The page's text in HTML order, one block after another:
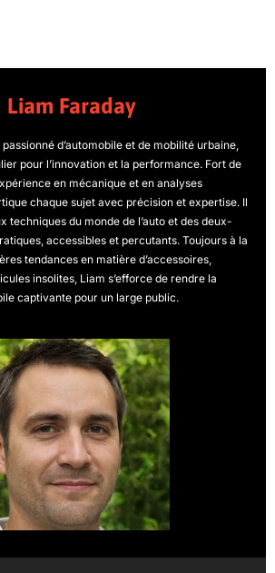
Liam Faraday
d’automobile et de mobilité urbaine,
pour l’innovation et la performance. Fort de
en mécanique et en analyses
chaque sujet avec précision et expertise. Il
techniques du monde de l’auto et des deux-
accessibles et percutants. Toujours à la
tendances en matière d’accessoires,
insolites, Liam s’efforce de rendre la
captivante pour un large public.